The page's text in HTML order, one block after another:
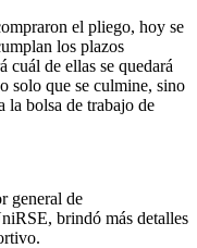
el pliego, hoy se
los plazos
cuál de ellas se quedará
solo que se culmine, sino
la bolsa de trabajo de
general de
brindó más detalles